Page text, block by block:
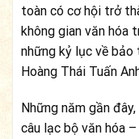
toàn có cơ hội trở
không gian văn hóa
những kỷ lục về bảo
Hoàng Thái Tuấn
Những năm gần
câu lạc bộ văn hóa